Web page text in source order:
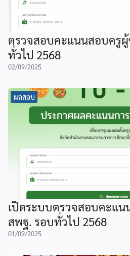
ตรวจสอบคะแนนสอบครู
ทั่วไป 2568
02/09/2025
ผลสอบ
เปิดระบบตรวจสอบคะแ
สพฐ. รอบทั่วไป 2568
01/09/2025